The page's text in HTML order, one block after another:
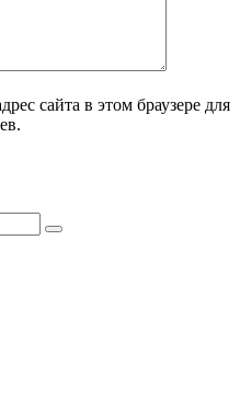
сайта в этом браузере для